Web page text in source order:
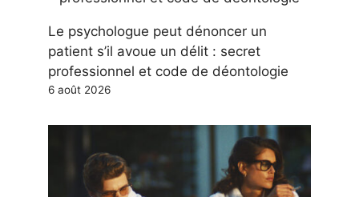
Le psychologue peut dénoncer un
patient s’il avoue un délit : secret
professionnel et code de déontologie
6 août 2026